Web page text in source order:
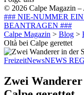
© 2026 Calpe Magazin –
### NIE-NUMMER
BEANTRAGEN ###
Calpe Magazin > Blog >
Oltà bei Calpe gerettet
FreizeitNewsNEWS
Zwei